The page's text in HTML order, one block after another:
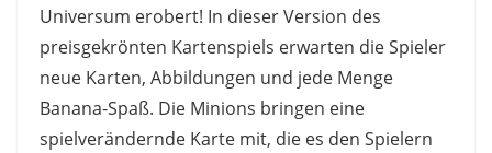
Universum erobert! In dieser Version des
preisgekrönten Kartenspiels erwarten die Spieler
neue Karten, Abbildungen und jede Menge
Banana-Spaß. Die Minions bringen eine
spielverändernde Karte mit, die es den Spielern